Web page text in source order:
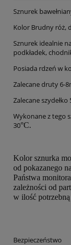
Sznurek
Kolor Brudny róż,
Sznurek idealnie
podkładek,
Posiada rdzeń w
Zalecane druty 6-
Zalecane szydełko
Wykonane z tego
30°C.
Kolor sznurka
od pokazanego
Państwa
zależności od
w ilość
Bezpieczeństwo